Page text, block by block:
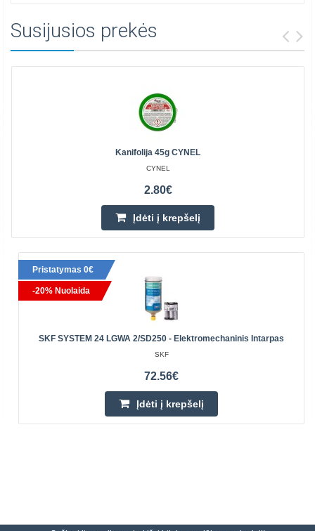
Susijusios prekės
Kanifolija 45g CYNEL
CYNEL
2.80€
Įdėti į krepšelį
Pristatymas 0€
-20% Nuolaida
SKF SYSTEM 24 LGWA 2/SD250 - Elektromechaninis Intarpas
SKF
72.56€
Įdėti į krepšelį